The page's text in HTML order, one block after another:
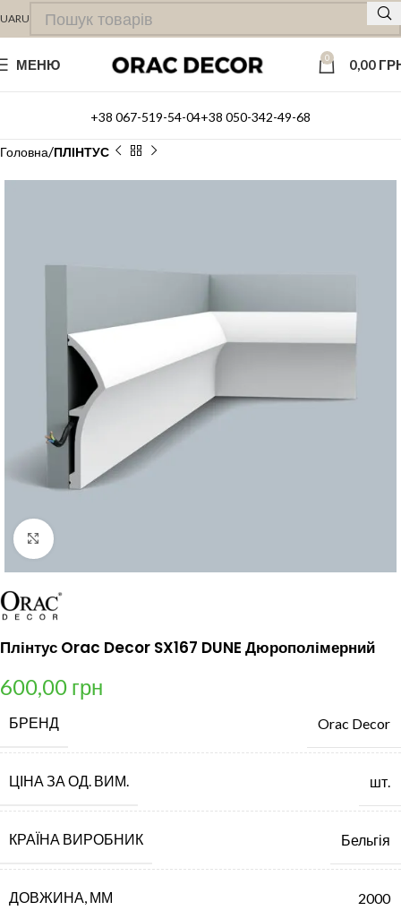
UARU
МЕНЮ 0 0,00
+38 067-519-54-04+38 050-342-49-68
Головна ПЛІНТУС
Клацніть, щоб збільшити
Плінтус Orac Decor SX167 DUNE Дюрополімерний
600,00 грн
БРЕНД Orac Decor
ЦІНА ЗА ОД. ВИМ. шт.
КРАЇНА ВИРОБНИК Бельгія
ДОВЖИНА, ММ 2000